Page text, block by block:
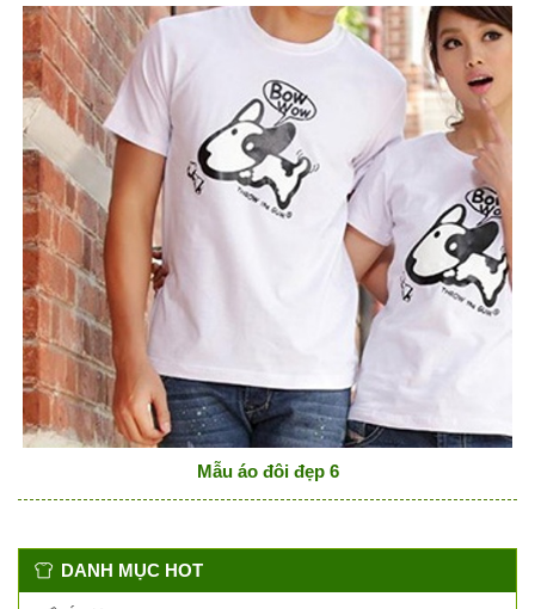
Mẫu áo đôi đẹp 6
DANH MỤC HOT